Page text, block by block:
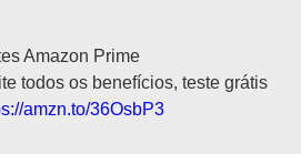
Amazon Prime
todos os benefícios, teste grátis
amzn.to/36OsbP3